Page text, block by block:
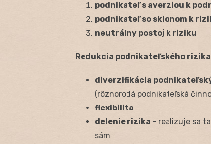
podnikateľ s averziou k
podnikateľ so sklonom k
neutrálny postoj k riziku
Redukcia podnikateľského
diverzifikácia
(rôznorodá podnikateľská
flexibilita
delenie rizika – realizuje sa
sám